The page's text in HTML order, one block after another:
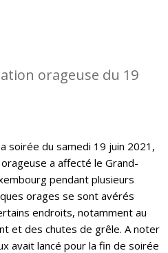
orageuse du 19
soirée du samedi 19 juin 2021,
a affecté le Grand-
pendant plusieurs
orages se sont avérés
endroits, notamment au
et des chutes de grêle. A noter
avait lancé pour la fin de soirée